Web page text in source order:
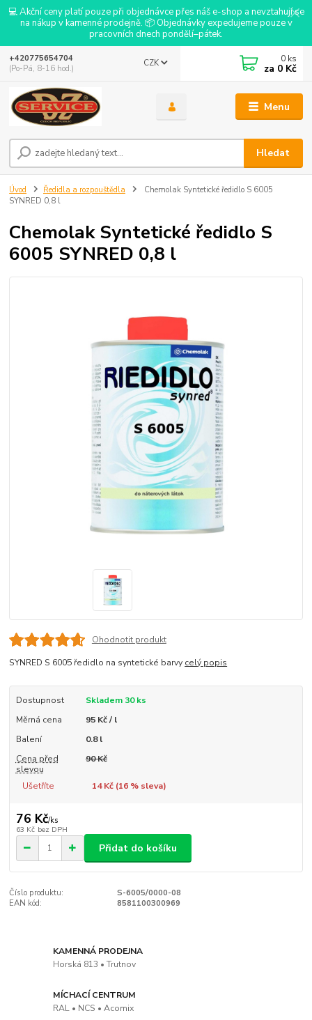
💻 Akční ceny platí pouze při objednávce přes náš e-shop a nevztahují se
na nákup v kamenné prodejně. 📦 Objednávky expedujeme pouze v
pracovních dnech pondělí–pátek.
Menu
CZK
Hledat
+420775654704
(Po-Pá, 8-16 hod.)
0 ks
za 0 Kč
Úvod Ředidla a rozpouštědla
Chemolak Syntetické ředidlo S 6005
SYNRED 0,8 l
Chemolak Syntetické ředidlo S
6005 SYNRED 0,8 l
Ohodnotit produkt
SYNRED S 6005 ředidlo na syntetické barvy celý popis
Dostupnost
Skladem 30 ks
Měrná cena
95 Kč / l
Balení
0.8 l
Cena před
slevou
90 Kč
Ušetříte 14 Kč (16% sleva)
76 Kč/ks
63 Kč bez DPH
Přidat do košíku
Číslo produktu:
S-6005/0000-08
EAN kód:
8581100300969
KAMENNÁ PRODEJNA
Horská 813 • Trutnov
MÍCHACÍ CENTRUM
RAL • NCS • Acomix